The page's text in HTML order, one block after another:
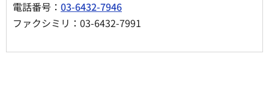
電話番号： 03-6432-7946
ファクシミリ：03-6432-7991